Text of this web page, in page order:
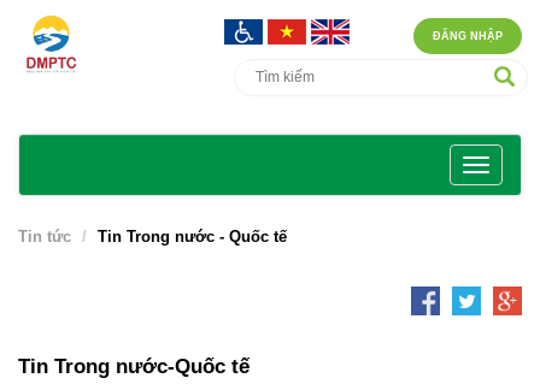
ĐĂNG NHẬP
Tin tức Tin Trong nước - Quốc tế
Tin Trong nước-Quốc tế